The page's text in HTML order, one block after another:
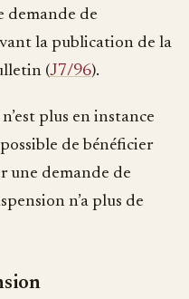
demande de
la publication de la
(J7/96).
plus en instance
de bénéficier
une demande de
n’a plus de